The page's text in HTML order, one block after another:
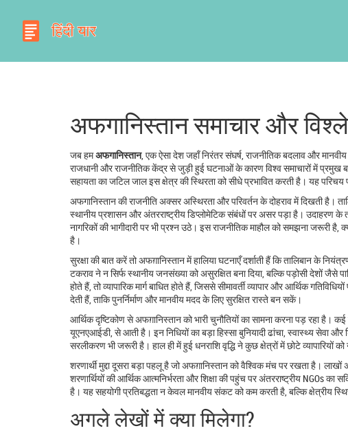
अफगानिस्तान समाचार और
जब हमअफगानिस्तान, एक ऐसा देश जहाँ निरंतर संघर्ष, राजनीतिक बदलाव और मानवीय
राजधानी और राजनीतिक केंद्रसे जुड़ी हुई घटनाओं के कारण विश्व समाचारों में प्रमुख
सहायता का जटिल जालइस क्षेत्र की स्थिरता को सीधे प्रभावित करती है। यह
अफगानिस्तान की राजनीति अक्सर अस्थिरता और परिवर्तन के दोहराव में दिखती है।
स्थानीय प्रशासन और अंतरराष्ट्रीय डिप्लोमेटिक संबंधों पर असर पड़ा है। उदाहरण
नागरिकों की भागीदारी पर भी प्रश्न उठे। इस राजनीतिक माहौल को समझना जरूरी
है।
सुरक्षा की बात करें तो अफग़ानिस्तान में हालिया घटनाएँ दर्शाती हैं कि तालिबान के
टकराव ने न सिर्फ स्थानीय जनसंख्या को असुरक्षित बना दिया, बल्कि पड़ोसी देशों
होते हैं, तो व्यापारिक मार्ग बाधित होते हैं, जिससे सीमावर्ती व्यापार और आर्थिक
देती हैं, ताकि पुनर्निर्माण और मानवीय मदद के लिए सुरक्षित रास्ते बन सकें।
आर्थिक दृष्टिकोण से अफग़ानिस्तान को भारी चुनौतियों का सामना करना पड़ रहा है।
यूएनएआईडी, से आती है। इन निधियों का बड़ा हिस्सा बुनियादी ढांचा, स्वास्थ्य सेवा
सरलीकरण भी जरूरी है। हाल ही में हुई धनराशि वृद्धि ने कुछ क्षेत्रों में छोटे व्यापारियों
शरणार्थी मुद्दा दूसरा बड़ा पहलू है जो अफग़ानिस्तान को वैश्विक मंच पर रखता है।
शरणार्थियों की आर्थिक आत्मनिर्भरता और शिक्षा की पहुंच पर अंतरराष्ट्रीय NGOs का
है। यह सहयोगी प्रतिबद्धता न केवल मानवीय संकट को कम करती है, बल्कि क्षेत्रीय
अगले लेखों में क्या मिलेगा?